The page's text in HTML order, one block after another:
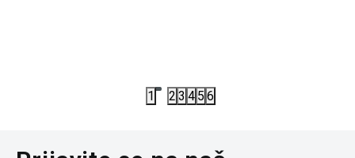
1 2 3 4 5 6